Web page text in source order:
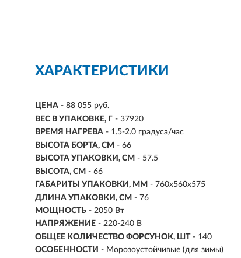
ХАРАКТЕРИСТИКИ
ЦЕНА - 88 055 руб.
ВЕС В УПАКОВКЕ, Г - 37920
ВРЕМЯ НАГРЕВА - 1.5-2.0 градуса/час
ВЫСОТА БОРТА, СМ - 66
ВЫСОТА УПАКОВКИ, СМ - 57.5
ВЫСОТА, СМ - 66
ГАБАРИТЫ УПАКОВКИ, ММ - 760х560х575
ДЛИНА УПАКОВКИ, СМ - 76
МОЩНОСТЬ - 2050 Вт
НАПРЯЖЕНИЕ - 220-240 В
ОБЩЕЕ КОЛИЧЕСТВО ФОРСУНОК, ШТ - 140
ОСОБЕННОСТИ - Морозоустойчивые (для зимы)